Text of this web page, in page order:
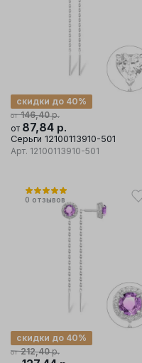
от 146,40р.
скидки до 40%
от 87,84 р.
Серьги 12100113910-501
Арт. 12100113910-501
0 отзывов
от 212,40р.
скидки до 40%